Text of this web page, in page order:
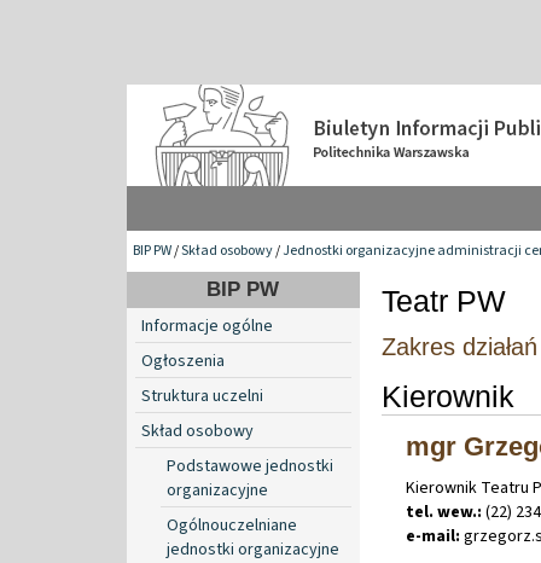
BIP PW/Skład osobowy/Jednostki organizacyjne administracji
BIP PW
Informacje ogólne
Ogłoszenia
Struktura uczelni
Skład osobowy
Podstawowe jednostki
organizacyjne
Ogólnouczelniane
jednostki organizacyjne
Teatr PW
Zakres
Kierownik
mgr
Kierownik Teatru
tel. wew.: (22)
e-mail: grzegorz.